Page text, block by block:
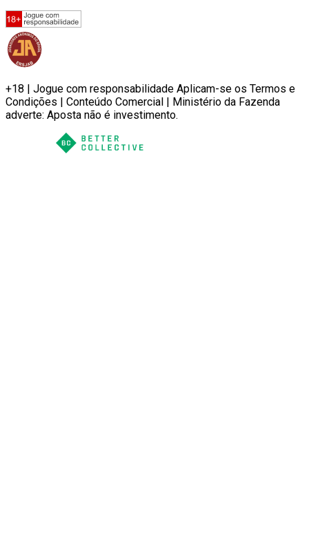
+18 | Jogue com responsabilidade Aplicam-se os Termos e
Condições | Conteúdo Comercial | Ministério da Fazenda
adverte: Aposta não é investimento.